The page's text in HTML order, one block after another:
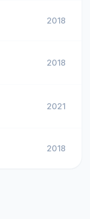
2018
2018
2021
2018